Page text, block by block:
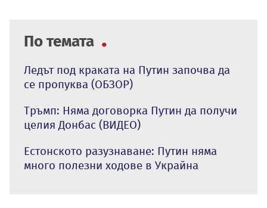
По темата
Ледът под краката на Путин започва да
се пропуква (ОБЗОР)
Тръмп: Няма договорка Путин да получи
целия Донбас (ВИДЕО)
Естонското разузнаване: Путин няма
много полезни ходове в Украйна